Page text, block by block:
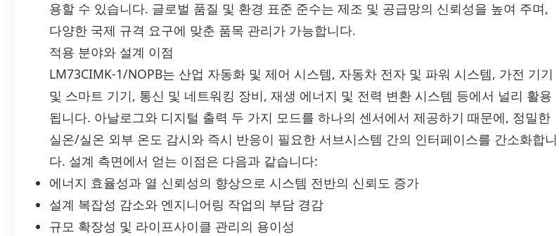
용할 수 있습니다. 글로벌 품질 및 환경 표준 준수는 제조 및 공급망의 신뢰성을 높여 주며,
다양한 국제 규격 요구에 맞춘 품목 관리가 가능합니다.
적용 분야와 설계 이점
LM73CIMK-1/NOPB는 산업 자동화 및 제어 시스템, 자동차 전자 및 파워 시스템, 가전 기기
및 스마트 기기, 통신 및 네트워킹 장비, 재생 에너지 및 전력 변환 시스템 등에서 널리 활용
됩니다. 아날로그와 디지털 출력 두 가지 모드를 하나의 센서에서 제공하기 때문에, 정밀한
실온/실온 외부 온도 감시와 즉시 반응이 필요한 서브시스템 간의 인터페이스를 간소화합니
다. 설계 측면에서 얻는 이점은 다음과 같습니다:
에너지 효율성과 열 신뢰성의 향상으로 시스템 전반의 신뢰도 증가
설계 복잡성 감소와 엔지니어링 작업의 부담 경감
규모 확장성 및 라이프사이클 관리의 용이성